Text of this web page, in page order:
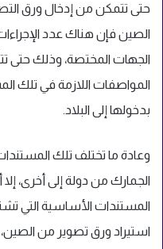
حتى تتمكن من إدخال ورق
الصين فإن هناك عدد
الجهات المختصة، وذلك حتى
المواصفات اللازمة في تلك
بدخولها إلى البلاد.
وعادة ما تختلف تلك
الجمارك من دولة إلى أخرى،
المستندات الأساسية التي
استيراد ورق تصوير من